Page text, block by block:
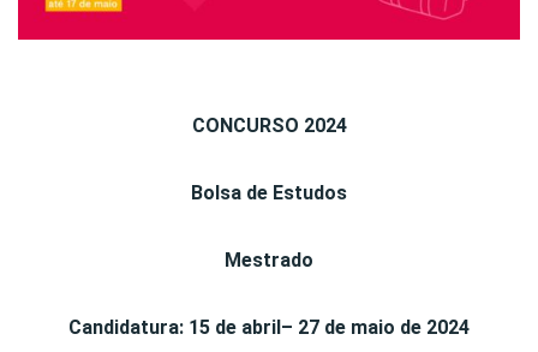
CONCURSO 2024
Bolsa de Estudos
Mestrado
Candidatura: 15 de abril– 27 de maio de 2024